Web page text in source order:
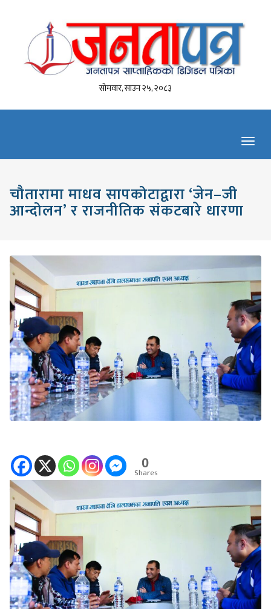
सोमवार, साउन २५, २०८३
चौतारामा माधव सापकोटाद्वारा ‘जेन–जी
आन्दोलन’ र राजनीतिक संकटबारे धारणा
0
Shares